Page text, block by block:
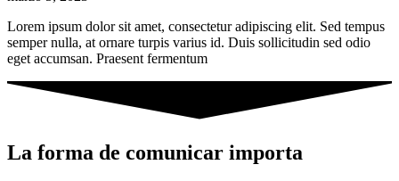
Lorem ipsum dolor sit amet, consectetur adipiscing elit. Sed tempus
semper nulla, at ornare turpis varius id. Duis sollicitudin sed odio
eget accumsan. Praesent fermentum
La forma de comunicar importa